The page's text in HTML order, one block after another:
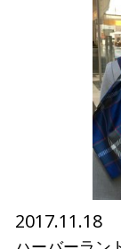
2017.11.18